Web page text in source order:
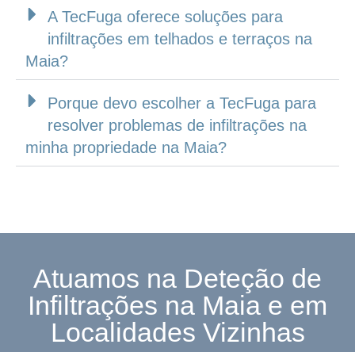
A TecFuga oferece soluções para
infiltrações em telhados e terraços na
Maia?
Porque devo escolher a TecFuga para
resolver problemas de infiltrações na
minha propriedade na Maia?
Atuamos na Deteção de
Infiltrações na Maia e em
Localidades Vizinhas